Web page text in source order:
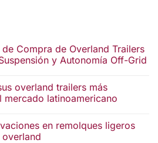
Compra de Overland Trailers
y Autonomía Off-Grid
overland trailers más
mercado latinoamericano
en remolques ligeros
overland